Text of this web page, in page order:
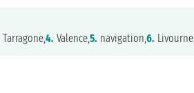
Tarragone,4. Valence,5. navigation, 6. Livourne,